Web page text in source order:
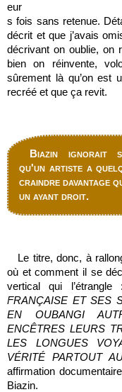
eur
s fois sans retenue.
décrit et que j’avais
décrivant on oublie, on
bien on réinvente,
sûrement là qu’on est
recréé et que ça revit.
Biazin ignorait
qu'un artiste a
craindre davantage
un ayant droit.
Le titre, donc, à
où et comment il se
vertical qui
FRANÇAISE ET SES
EN OUBANGI
ENCÊTRES LEURS
LES LONGUES
VÉRITÉ PARTOUT
affirmation
Biazin.